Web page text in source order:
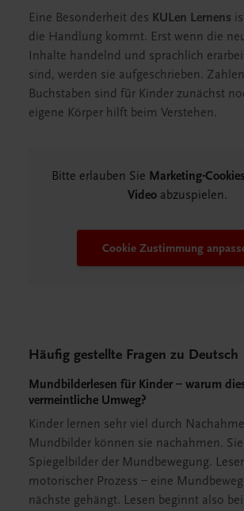
Eine Besonderheit des KULen Lernens
die Handlung kommt. Erst wenn die
Inhalte handelnd und sprachlich
sind, werden sie aufgeschrieben.
Buchstaben sind für Kinder zunächst
eigene Körper hilft beim Verstehen.
Bitte erlauben Sie Marketing-Cookies
Video abzuspielen.
Cookie Zustimmung
Häufig gestellte Fragen zu Deutsch
Mundbilderlesen für Kinder – warum
vermeintliche Umweg?
Kinder lernen sehr viel durch
Mundbilder können sie nachahmen.
Spiegelbilder der Mundbewegung.
motorischer Prozess – eine
nächste gehängt. Lesen beginnt also